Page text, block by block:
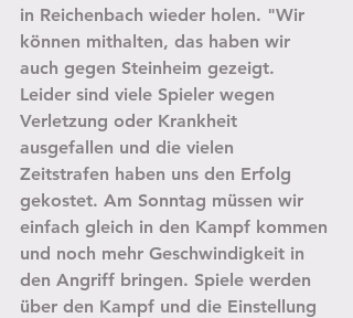
in Reichenbach wieder holen. "Wir
können mithalten, das haben wir
auch gegen Steinheim gezeigt.
Leider sind viele Spieler wegen
Verletzung oder Krankheit
ausgefallen und die vielen
Zeitstrafen haben uns den Erfolg
gekostet. Am Sonntag müssen wir
einfach gleich in den Kampf kommen
und noch mehr Geschwindigkeit in
den Angriff bringen. Spiele werden
über den Kampf und die Einstellung